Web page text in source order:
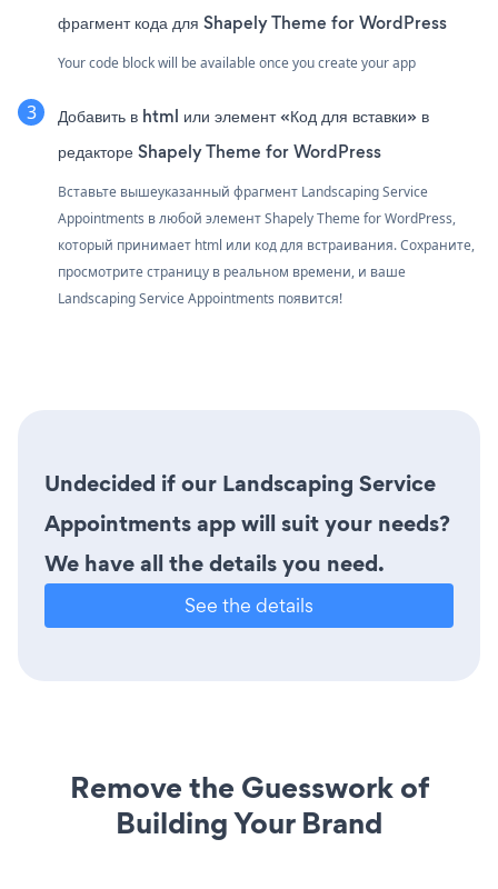
фрагмент кода для Shapely Theme for WordPress
Your code block will be available once you create your app
Добавить в html или элемент «Код для вставки» в
редакторе Shapely Theme for WordPress
Вставьте вышеуказанный фрагмент Landscaping Service
Appointments в любой элемент Shapely Theme for WordPress,
который принимает html или код для встраивания. Сохраните,
просмотрите страницу в реальном времени, и ваше
Landscaping Service Appointments появится!
Undecided if our Landscaping Service
Appointments app will suit your needs?
We have all the details you need.
See the details
Remove the Guesswork of
Building Your Brand